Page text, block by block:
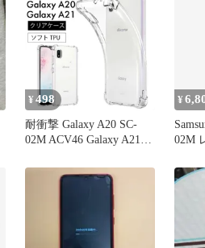
A096
¥ 498
耐衝撃 Galaxy A20 SC-
02M ACV46 Galaxy A21
シンプル ソフトケース
カバー TPU クリア ケー
衝撃 吸収 指紋防止 薄型
軽量 スSC-42A SCV49
¥
02M